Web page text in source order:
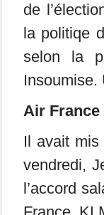
de
la politiqe
selon la
Insoumise.
Air France
Il avait
vendredi,
l’accord